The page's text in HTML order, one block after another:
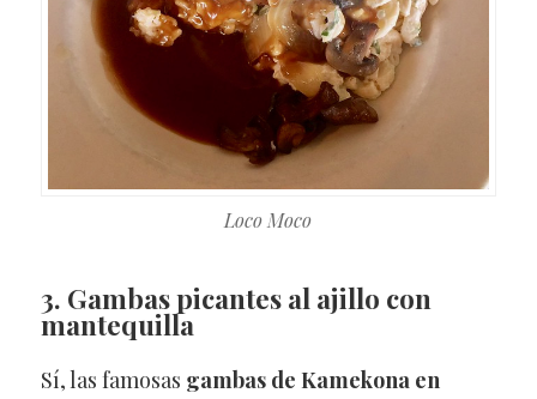
Loco Moco
3. Gambas picantes al ajillo con
mantequilla
Sí, las famosas gambas de Kamekona en